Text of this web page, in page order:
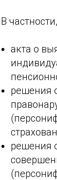
В
акта о
решения
решения